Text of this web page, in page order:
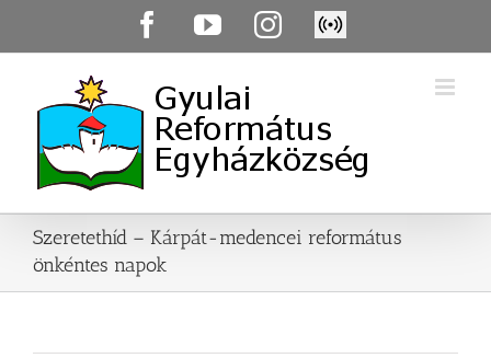
FacebookYouTubeInstagram
Élő
közvetítés
Szeretethíd – Kárpát-medencei református
önkéntes napok